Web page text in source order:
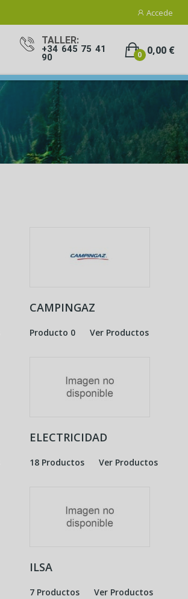
Accede
TALLER:
+34 645 75 41
90
0,00 €
0
CAMPINGAZ
Producto 0 Ver Productos
ELECTRICIDAD
18 Productos Ver Productos
ILSA
7 Productos Ver Productos